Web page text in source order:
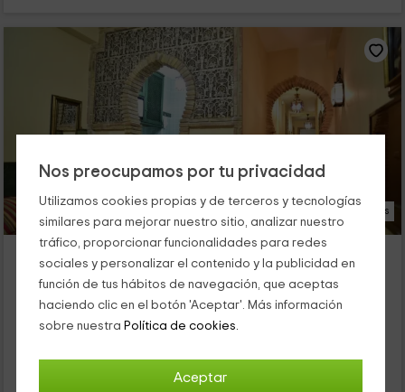
Nos preocupamos por tu privacidad
Utilizamos cookies propias y de terceros y tecnologías
similares para mejorar nuestro sitio, analizar nuestro
tráfico, proporcionar funcionalidades para redes
sociales y personalizar el contenido y la publicidad en
función de tus hábitos de navegación, que aceptas
haciendo clic en el botón 'Aceptar'. Más información
sobre nuestra Política de cookies.
Aceptar
17 Fotos
Apartamentos Turísticos Doña María la Brava
Plasencia, Cáceres
Alquiler íntegro
3 habitaciones
Cáceres, en la que vs a poder disfrutar de la zona